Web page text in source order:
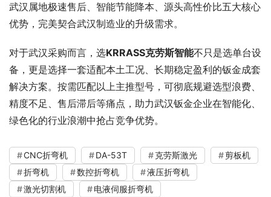
武汉属地极速售后、智能节能降本、源头高性价比五大核心
优势，完美契合武汉制造业的升级需求。
对于武汉采购而言，选KRRASS克劳斯智能不只是选单台设
备，更是选择一套适配本土工况、长期稳定盈利的钣金成套
解决方案。按需匹配以上主推型号，可彻底规避选型浪费、
精度不足、售后滞后等痛点，助力武汉钣金企业在智能化、
绿色化的行业浪潮中抢占竞争优势。
CNC折弯机 DA-53T 克劳斯激光
剪板机
折弯机
数控折弯机
液压折弯机
激光切割机
电液伺服折弯机